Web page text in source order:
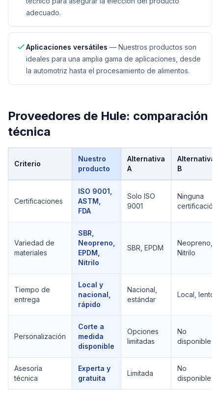
adecuado.
Aplicaciones versátiles — Nuestros productos son
ideales para una amplia gama de aplicaciones, desde
la automotriz hasta el procesamiento de alimentos.
Proveedores de Hule: comparación
técnica
Criterio
Nuestro
producto
Alternativa
A
Alternativa
B
Certificaciones
ISO 9001,
ASTM,
FDA
Solo ISO
9001
Ninguna
certificación
Variedad de
materiales
SBR,
Neopreno,
EPDM,
Nitrilo
SBR, EPDM
Neopreno,
Nitrilo
Tiempo de
entrega
Local y
nacional,
rápido
Nacional,
estándar
Local, lento
Personalización
Corte a
medida
disponible
Opciones
limitadas
No
disponible
Asesoría
técnica
Experta y
gratuita
Limitada
No
disponible